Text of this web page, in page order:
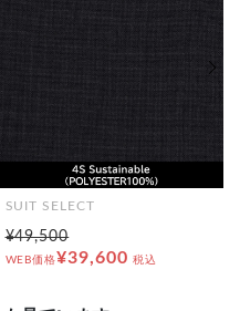
SUIT SELECT
¥49,500
WEB価格¥39,600 税込